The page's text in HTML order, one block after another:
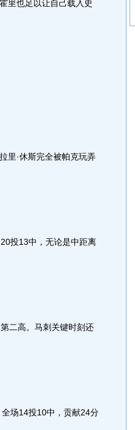
里也足以让自己载入史
·休斯完全被帕克玩弄
投13中，无论是中距离
二高。马刺关键时刻还
场14投10中，贡献24分